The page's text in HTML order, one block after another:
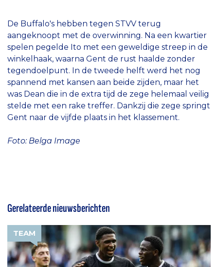
De Buffalo's hebben tegen STVV terug
aangeknoopt met de overwinning. Na een kwartier
spelen pegelde Ito met een geweldige streep in de
winkelhaak, waarna Gent de rust haalde zonder
tegendoelpunt. In de tweede helft werd het nog
spannend met kansen aan beide zijden, maar het
was Dean die in de extra tijd de zege helemaal veilig
stelde met een rake treffer. Dankzij die zege springt
Gent naar de vijfde plaats in het klassement.
Foto: Belga Image
Gerelateerde nieuwsberichten
TEAM